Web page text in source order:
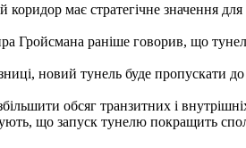
коридор має стратегічне значення
Гройсмана раніше говорив, що
новий тунель буде пропускати
обсяг транзитних і
що запуск тунелю покращить